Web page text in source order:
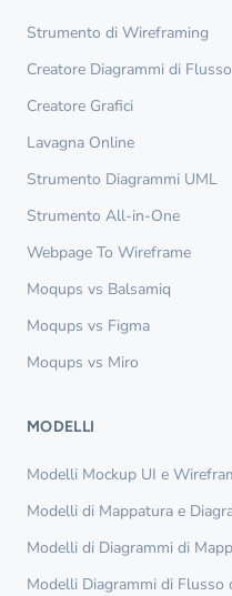
Strumento di Wireframing
Creatore Diagrammi di Flusso
Creatore Grafici
Lavagna Online
Strumento Diagrammi UML
Strumento All-in-One
Webpage To Wireframe
Moqups vs Balsamiq
Moqups vs Figma
Moqups vs Miro
MODELLI
Modelli Mockup UI e
Modelli di Mappatura e
Modelli di Diagrammi di
Modelli Diagrammi di Flusso